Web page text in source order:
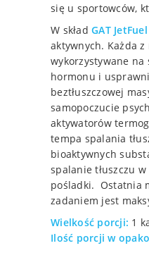
się u sportowców,
W skład GAT
aktywnych. Każda z
wykorzystywane
hormonu i
beztłuszczowej
samopoczucie
aktywatorów
tempa spalania
bioaktywnych
spalanie tłuszczu
pośladki. Ostatnia
zadaniem jest
Wielkość porcji: 1
Ilość porcji w